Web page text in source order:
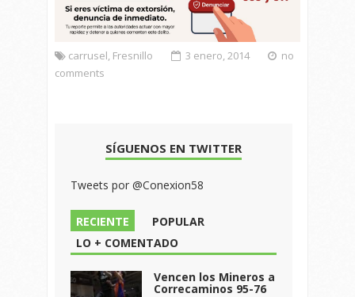
carrusel, Fresnillo 3 enero, 2014
no
comments
SÍGUENOS EN TWITTER
Tweets por @Conexion58
RECIENTE
POPULAR
LO + COMENTADO
Vencen los Mineros a
Correcaminos 95-76